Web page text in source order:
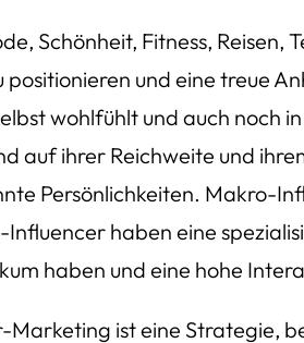
Schönheit, Fitness, Reisen,
und eine treue
wohlfühlt und auch noch
auf ihrer Reichweite und
Persönlichkeiten. Makro-
haben eine
haben und eine hohe
ist eine Strategie,